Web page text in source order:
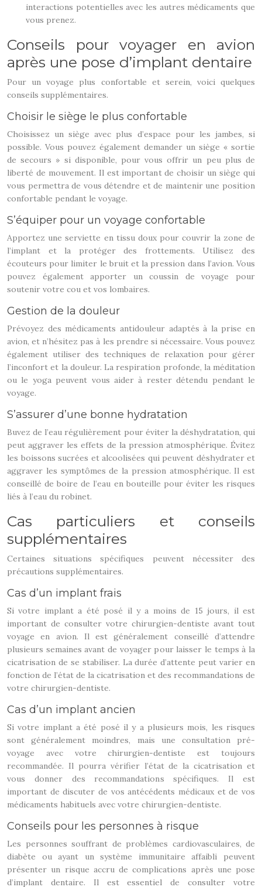
interactions potentielles avec les autres médicaments que
vous prenez.
Conseils pour voyager en avion
après une pose d’implant dentaire
Pour un voyage plus confortable et serein, voici quelques
conseils supplémentaires.
Choisir le siège le plus confortable
Choisissez un siège avec plus d’espace pour les jambes, si
possible. Vous pouvez également demander un siège « sortie
de secours » si disponible, pour vous offrir un peu plus de
liberté de mouvement. Il est important de choisir un siège qui
vous permettra de vous détendre et de maintenir une position
confortable pendant le voyage.
S’équiper pour un voyage confortable
Apportez une serviette en tissu doux pour couvrir la zone de
l’implant et la protéger des frottements. Utilisez des
écouteurs pour limiter le bruit et la pression dans l’avion. Vous
pouvez également apporter un coussin de voyage pour
soutenir votre cou et vos lombaires.
Gestion de la douleur
Prévoyez des médicaments antidouleur adaptés à la prise en
avion, et n’hésitez pas à les prendre si nécessaire. Vous pouvez
également utiliser des techniques de relaxation pour gérer
l’inconfort et la douleur. La respiration profonde, la méditation
ou le yoga peuvent vous aider à rester détendu pendant le
voyage.
S’assurer d’une bonne hydratation
Buvez de l’eau régulièrement pour éviter la déshydratation, qui
peut aggraver les effets de la pression atmosphérique. Évitez
les boissons sucrées et alcoolisées qui peuvent déshydrater et
aggraver les symptômes de la pression atmosphérique. Il est
conseillé de boire de l’eau en bouteille pour éviter les risques
liés à l’eau du robinet.
Cas particuliers et conseils
supplémentaires
Certaines situations spécifiques peuvent nécessiter des
précautions supplémentaires.
Cas d’un implant frais
Si votre implant a été posé il y a moins de 15 jours, il est
important de consulter votre chirurgien-dentiste avant tout
voyage en avion. Il est généralement conseillé d’attendre
plusieurs semaines avant de voyager pour laisser le temps à la
cicatrisation de se stabiliser. La durée d’attente peut varier en
fonction de l’état de la cicatrisation et des recommandations de
votre chirurgien-dentiste.
Cas d’un implant ancien
Si votre implant a été posé il y a plusieurs mois, les risques
sont généralement moindres, mais une consultation pré-
voyage avec votre chirurgien-dentiste est toujours
recommandée. Il pourra vérifier l’état de la cicatrisation et
vous donner des recommandations spécifiques. Il est
important de discuter de vos antécédents médicaux et de vos
médicaments habituels avec votre chirurgien-dentiste.
Conseils pour les personnes à risque
Les personnes souffrant de problèmes cardiovasculaires, de
diabète ou ayant un système immunitaire affaibli peuvent
présenter un risque accru de complications après une pose
d’implant dentaire. Il est essentiel de consulter votre